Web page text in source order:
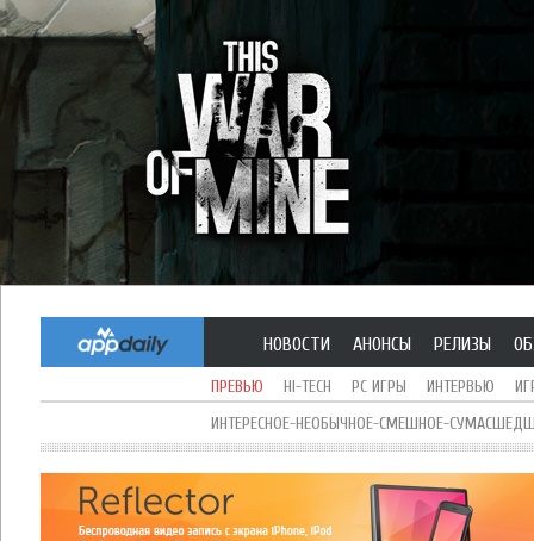
НОВОСТИ АНОНСЫ РЕЛИЗЫ
ПРЕВЬЮ HI-TECH PC ИГРЫ ИНТЕРВЬЮ
ИНТЕРЕСНОЕ-НЕОБЫЧНОЕ-СМЕШНОЕ-